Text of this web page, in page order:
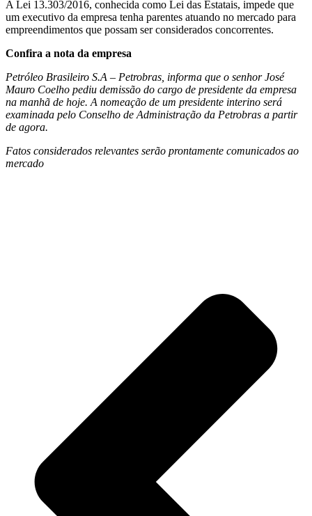
A Lei 13.303/2016, conhecida como Lei das Estatais, impede que
um executivo da empresa tenha parentes atuando no mercado para
empreendimentos que possam ser considerados concorrentes.
Confira a nota da empresa
Petróleo Brasileiro S.A – Petrobras, informa que o senhor José
Mauro Coelho pediu demissão do cargo de presidente da empresa
na manhã de hoje. A nomeação de um presidente interino será
examinada pelo Conselho de Administração da Petrobras a partir
de agora.
Fatos considerados relevantes serão prontamente comunicados ao
mercado